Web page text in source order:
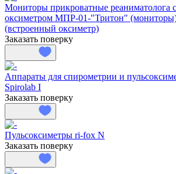
Мониторы прикроватные реаниматолога
оксиметром МПР-01-"Тритон"
(встроенный оксиметр)
Заказать поверку
Аппараты для спирометрии и
Spirolab I
Заказать поверку
Пульсоксиметры ri-fox N
Заказать поверку